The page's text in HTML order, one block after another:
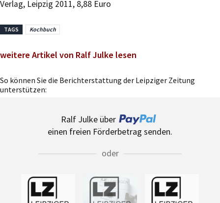
Verlag, Leipzig 2011, 8,88 Euro
TAGS Kochbuch
weitere Artikel von Ralf Julke lesen
So können Sie die Berichterstattung der Leipziger Zeitung
unterstützen:
Ralf Julke über
einen freien Förderbetrag senden.
oder